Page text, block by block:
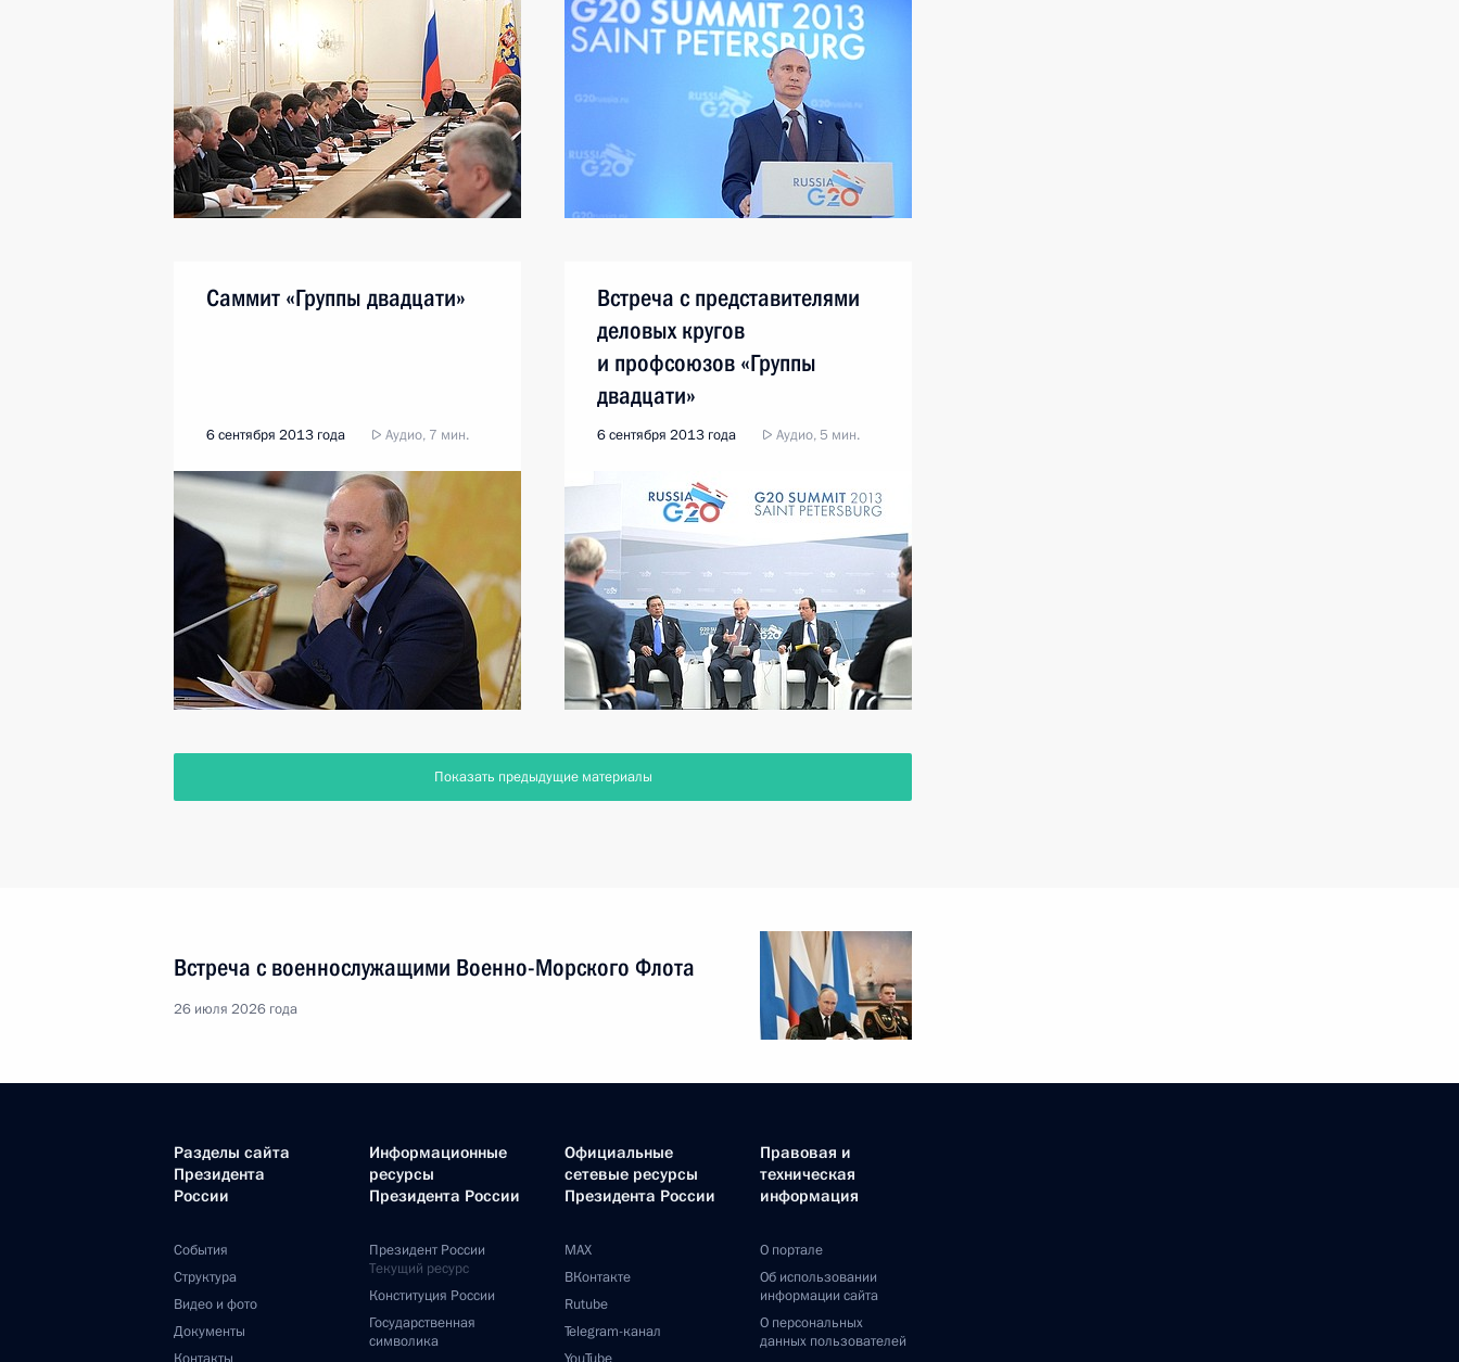
Саммит «Группы двадцати»
6 сентября 2013 года Аудио, 7 мин.
Встреча с представителями
деловых кругов
и профсоюзов «Группы
двадцати»
6 сентября 2013 года Аудио, 5 мин.
Показать предыдущие материалы
Встреча с военнослужащими Военно-Морского Флота
26 июля 2026 года
Разделы сайта
Президента
России
События
Структура
Видео и фото
Документы
Информационные
ресурсы
Президента России
Президент России
Текущий ресурс
Конституция России
Государственная
символика
Официальные
сетевые ресурсы
Президента России
MAX
ВКонтакте
Rutube
Telegram-канал
Правовая и
техническая
информация
О портале
Об использовании
информации сайта
О персональных
данных пользователей